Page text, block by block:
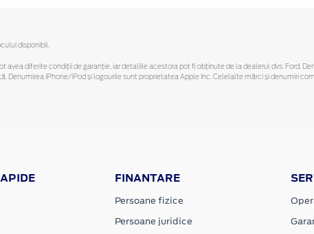
disponibil.
avea diferite condiții de garanție, iar detaliile acestora pot fi obținute de la dealerul dvs. Ford.
Denumirea iPhone/iPod și logourile sunt proprietatea Apple Inc. Celelalte mărci și denumiri
FINANTARE
Persoane fizice
Persoane juridice